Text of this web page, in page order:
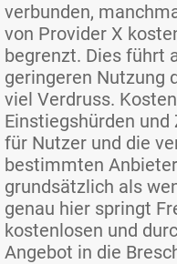
verbunden,
von Provider X
begrenzt. Dies führt
geringeren Nutzung
viel Verdruss.
Einstiegshürden
für Nutzer und die
bestimmten
grundsätzlich als
genau hier springt
kostenlosen und
Angebot in die